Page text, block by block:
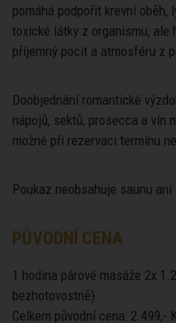
pomáhá podpořit krevní
toxické látky z organismu, ale
příjemný pocit a atmosféru z
Doobjednání romantické
nápojů, sektů, prosecca a vín
možné při rezervaci termínu
Poukaz neobsahuje saunu ani
PŮVODNÍ CENA
1 hodina párové masáže 2x
bezhotovostně)
Celkem původní cena: 2.499,-